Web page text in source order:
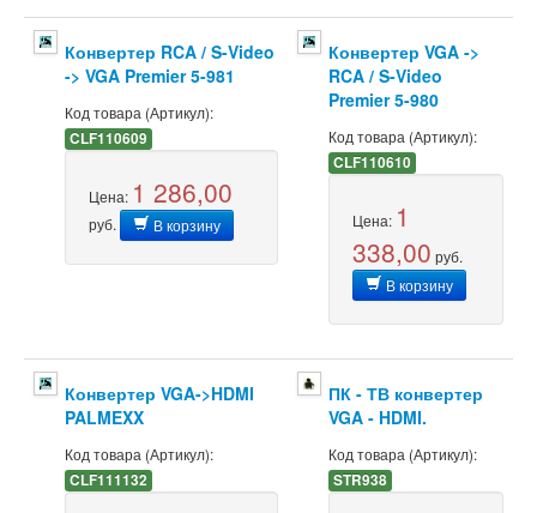
Конвертер RCA / S-Video
-> VGA Premier 5-981
Код товара (Артикул):
CLF110609
Цена: 1 286,00
руб. В корзину
Конвертер VGA ->
RCA / S-Video
Premier 5-980
Код товара (Артикул):
CLF110610
Цена: 1
338,00 руб.
В корзину
Конвертер VGA->HDMI
PALMEXX
Код товара (Артикул):
CLF111132
ПК - ТВ конвертер
VGA - HDMI.
Код товара (Артикул):
STR938